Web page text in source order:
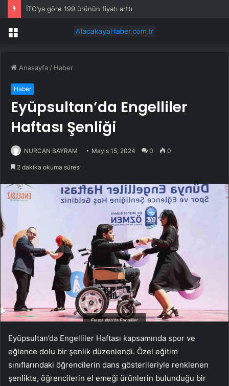
İTO’ya göre 199 ürünün fiyatı arttı
Menü
Anasayfa / Haber
Haber
Eyüpsultan’da Engelliler
Haftası Şenliği
NURCAN BAYRAM Mayıs 15, 2024 0 0
2 dakika okuma süresi
Eyüpsultan’da Engelliler Haftası kapsamında spor ve
eğlence dolu bir şenlik düzenlendi. Özel eğitim
sınıflarındaki öğrencilerin dans gösterileriyle renklenen
şenlikte, öğrencilerin el emeği ürünlerin bulunduğu bir